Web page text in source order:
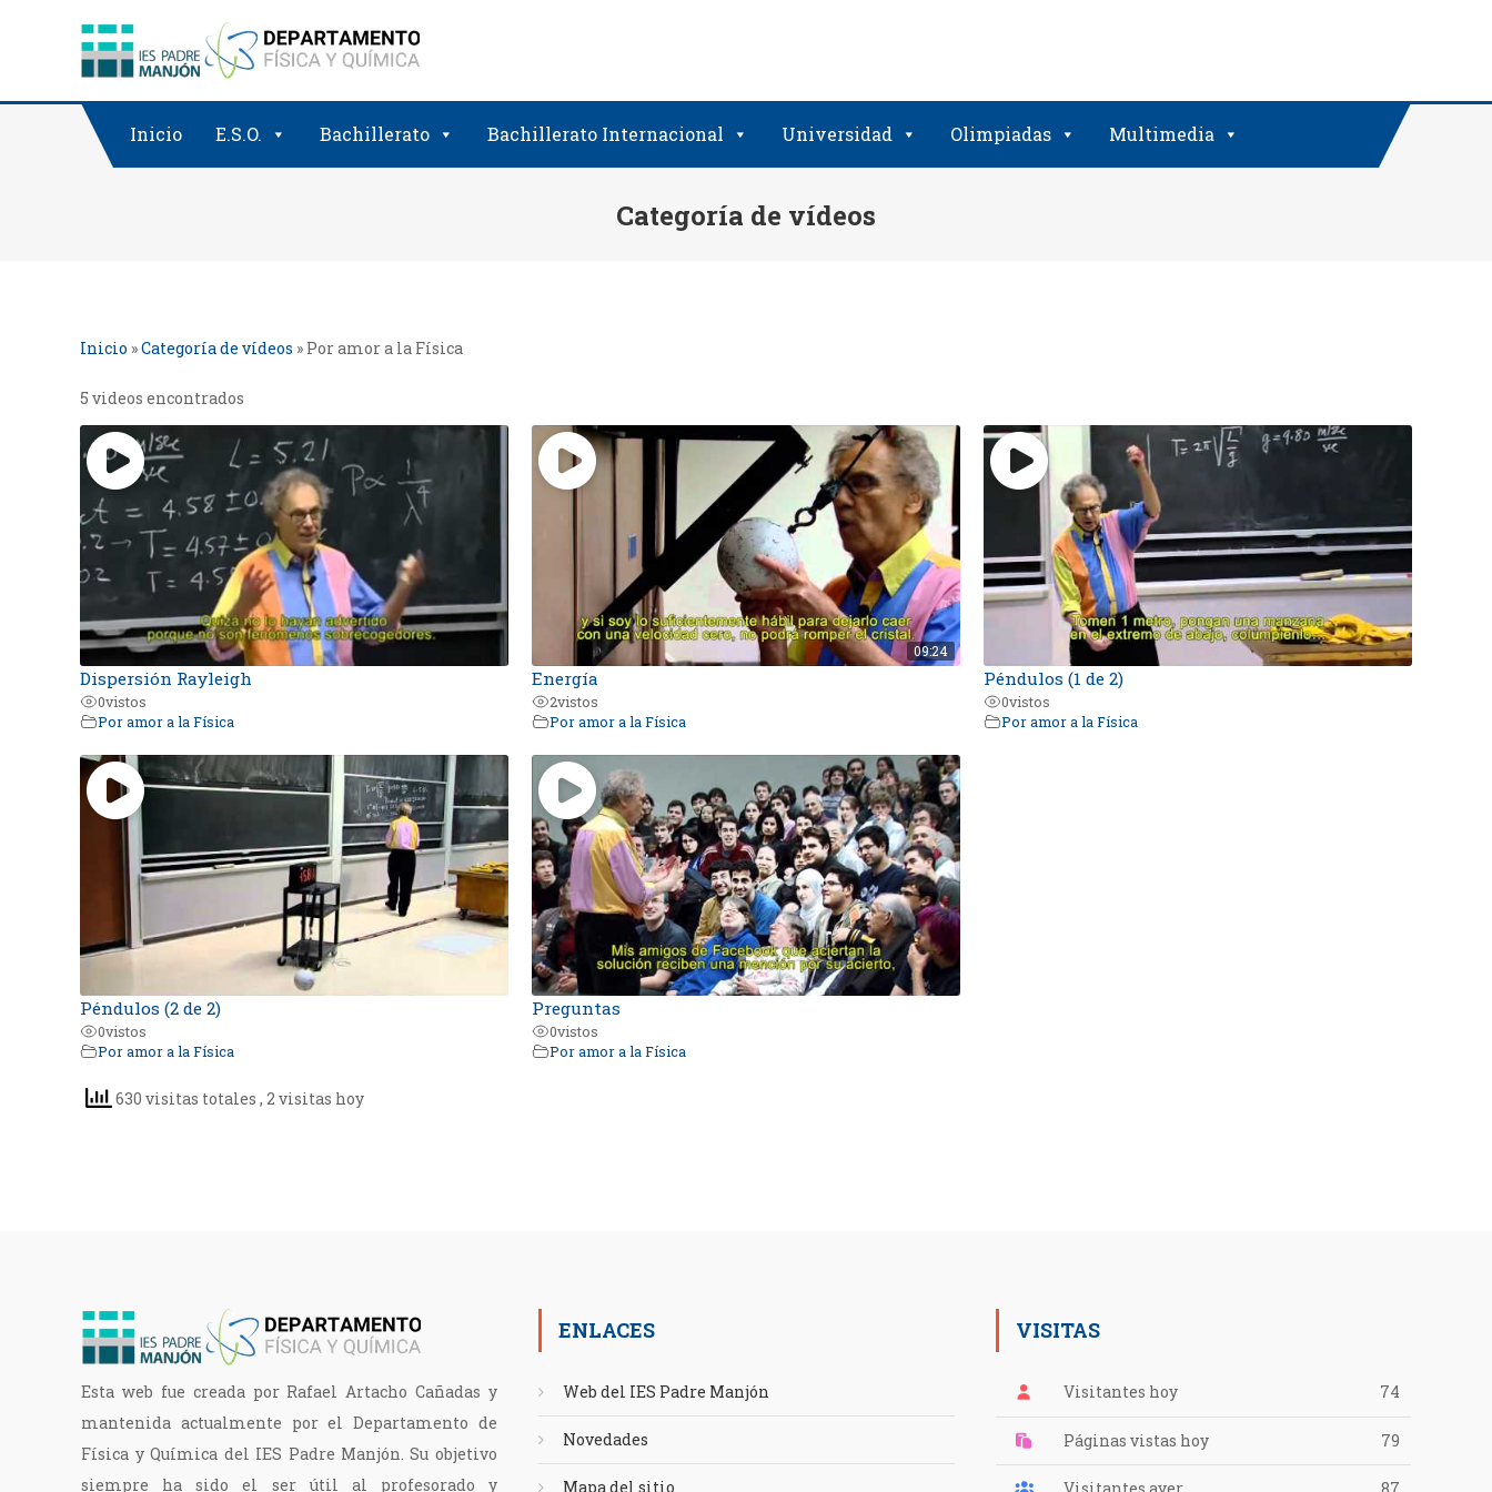
Inicio E.S.O. Bachillerato Bachillerato Internacional Universidad Olimpiadas Multimedia
Categoría de vídeos
Inicio »Categoría de vídeos » Por amor a la Física
5 videos encontrados
Dispersión Rayleigh
0vistos
Por amor a la Física
09:24
Energía
2vistos
Por amor a la Física
Péndulos (1 de 2)
0vistos
Por amor a la Física
Péndulos (2 de 2)
0vistos
Por amor a la Física
Preguntas
0vistos
Por amor a la Física
630 visitas totales , 2 visitas hoy
Esta web fue creada por Rafael Artacho Cañadas y
mantenida actualmente por el Departamento de
Física y Química del IES Padre Manjón. Su objetivo
siempre ha sido el ser útil al profesorado y
ENLACES
Web del IES Padre Manjón
Novedades
Mapa del sitio
VISITAS
Visitantes hoy 74
Páginas vistas hoy 79
Visitantes ayer 87